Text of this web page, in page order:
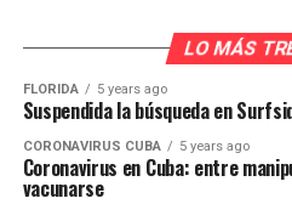
LO MÁS
FLORIDA 5 years ago
Suspendida la búsqueda en
CORONAVIRUS CUBA 5 years ago
Coronavirus en Cuba: entre
vacunarse